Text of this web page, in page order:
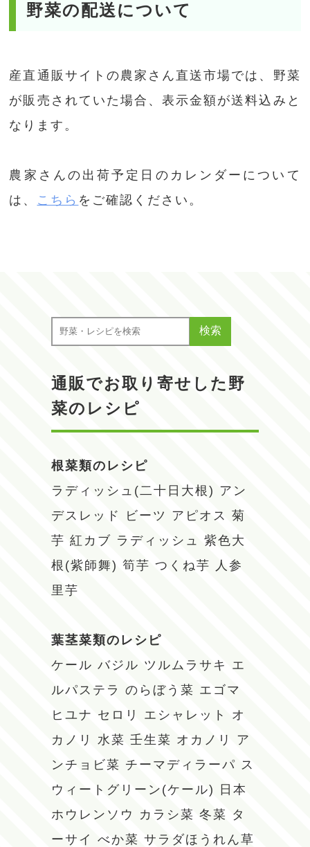
検索
通販でお取り寄せした野
菜のレシピ
根菜類のレシピ
ラディッシュ(二十日大根) アン
デスレッド
ビーツ アピオス 菊
芋 紅カブ ラディッシュ
紫色大
根(紫師舞) 筍芋 つくね芋
人参
里芋
葉茎菜類のレシピ
ケール バジル ツルムラサキ エ
ルパステラ のらぼう菜 エゴマ
ヒユナ セロリ エシャレット
オ
カノリ
水菜 壬生菜 オカノリ
ア
ンチョビ菜 チーマディラーパ ス
ウィートグリーン(ケール)
日本
ホウレンソウ
カラシ菜 冬菜 タ
ーサイ べか菜 サラダほうれん草
野菜の配送について
産直通販サイトの農家さん直送市場では、野菜
が販売されていた場合、表示金額が送料込みと
なります。
農家さんの出荷予定日のカレンダーについて
は、 こちら をご確認ください。